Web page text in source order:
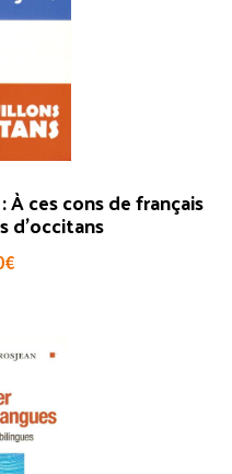
ces cons de français
d’occitans
€